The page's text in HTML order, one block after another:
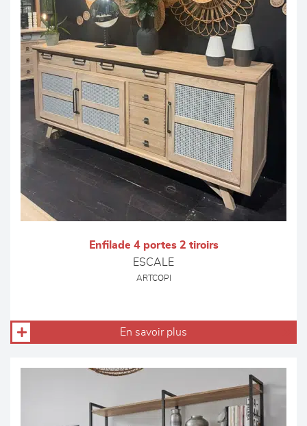
Enfilade 4 portes 2 tiroirs
ESCALE
ARTCOPI
En savoir plus